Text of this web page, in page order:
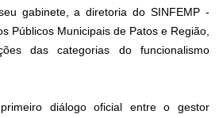
gabinete, a diretoria do SINFEMP -
Públicos Municipais de Patos e Região,
das categorias do funcionalismo
diálogo oficial entre o gestor